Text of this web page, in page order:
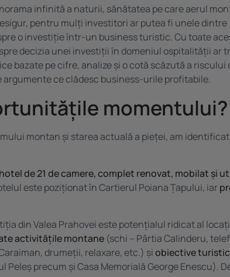
infinită a naturii, sănătatea pe care aerul
pentru mulți investitori ar putea fi unele dintre
o investiție într-un business turistic. Cu toate
decizia unei investiții în domeniul ospitalității ar
bazate pe cifre, analize și o cotă scăzută a riscului
ce clădesc business-urile profitabile.
momentului?
montan și starea actuală a pieței, am
hotel de 21 de camere, complet renovat, mobilat și
este poziționat în Cartierul Poiana Țapului, iar
din Valea Prahovei este potențialul ridicat al
activitățile montane (schi – Pârtia Calinderu,
drumeții, relaxare, etc.) șiobiective
Peleș precum și Casa Memorială George Enescu).